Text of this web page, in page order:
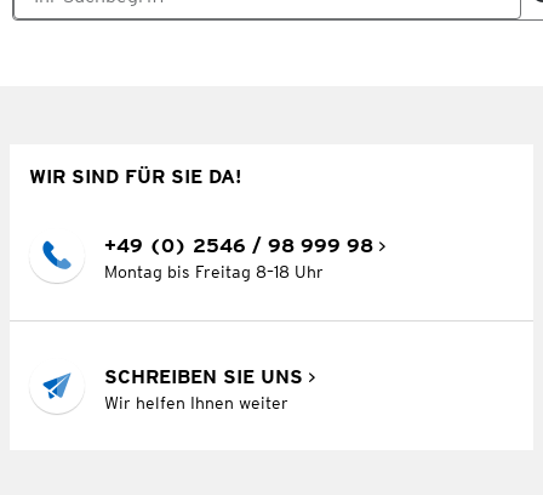
WIR SIND FÜR SIE DA!
+49 (0) 2546 / 98 999 98
Montag bis Freitag 8–18 Uhr
SCHREIBEN SIE UNS
Wir helfen Ihnen weiter